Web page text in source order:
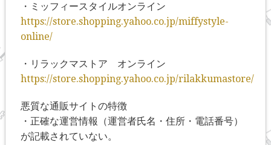
・ミッフィースタイルオンライン
https://store.shopping.yahoo.co.jp/miffystyle-
online/
・リラックマストア オンライン
https://store.shopping.yahoo.co.jp/rilakkumastore/
悪質な通販サイトの特徴
・正確な運営情報（運営者氏名・住所・電話番号）
が記載されていない。